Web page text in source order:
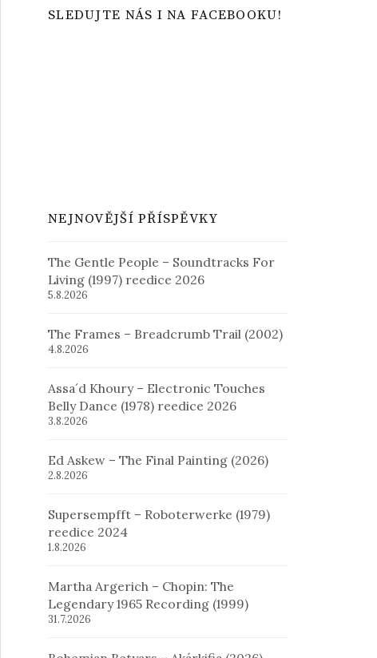
SLEDUJTE NÁS I NA FACEBOOKU!
NEJNOVĚJŠÍ PŘÍSPĚVKY
The Gentle People – Soundtracks For
Living (1997) reedice 2026
5.8.2026
The Frames – Breadcrumb Trail (2002)
4.8.2026
Assa´d Khoury – Electronic Touches
Belly Dance (1978) reedice 2026
3.8.2026
Ed Askew – The Final Painting (2026)
2.8.2026
Supersempfft – Roboterwerke (1979)
reedice 2024
1.8.2026
Martha Argerich – Chopin: The
Legendary 1965 Recording (1999)
31.7.2026